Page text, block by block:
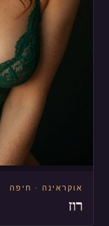
אוקראינה · חיפה
רוז